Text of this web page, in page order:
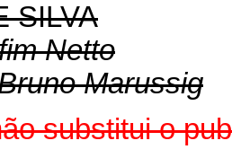
SILVA
Netto
Marussig
substitui o